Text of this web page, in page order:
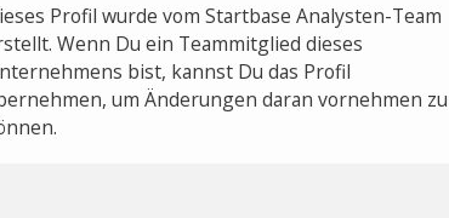
Profil wurde vom Startbase Analysten-Team
Wenn Du ein Teammitglied dieses
bist, kannst Du das Profil
um Änderungen daran vornehmen zu